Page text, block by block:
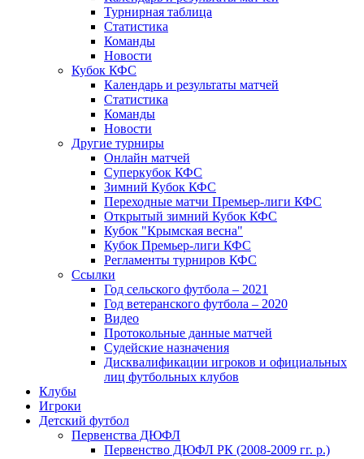
Турнирная таблица
Статистика
Команды
Новости
Кубок КФС
Календарь и результаты матчей
Статистика
Команды
Новости
Другие турниры
Онлайн матчей
Суперкубок КФС
Зимний Кубок КФС
Переходные матчи Премьер-лиги КФС
Открытый зимний Кубок КФС
Кубок "Крымская весна"
Кубок Премьер-лиги КФС
Регламенты турниров КФС
Ссылки
Год сельского футбола – 2021
Год ветеранского футбола – 2020
Видео
Протокольные данные матчей
Судейские назначения
Дисквалификации игроков и официальных
лиц футбольных клубов
Клубы
Игроки
Детский футбол
Первенства ДЮФЛ
Первенство ДЮФЛ РК (2008-2009 гг. р.)